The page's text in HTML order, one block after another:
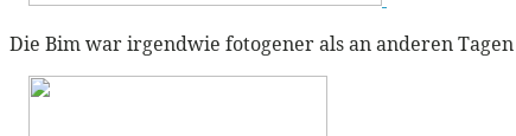
Die Bim war irgendwie fotogener als an anderen Tagen